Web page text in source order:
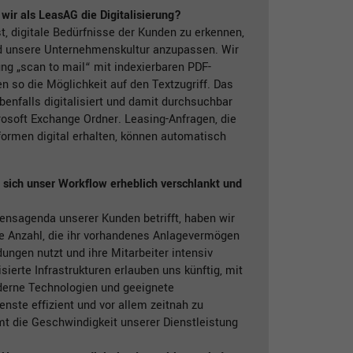
als LeasAG die Digitalisierung?
digitale Bedürfnisse der Kunden zu erkennen,
unsere Unternehmenskultur anzupassen. Wir
„scan to mail“ mit indexierbaren PDF-
so die Möglichkeit auf den Textzugriff. Das
digitalisiert und damit durchsuchbar
Exchange Ordner. Leasing-Anfragen, die
digital erhalten, können automatisch
unser Workflow erheblich verschlankt und
unserer Kunden betrifft, haben wir
die ihr vorhandenes Anlagevermögen
nutzt und ihre Mitarbeiter intensiv
Infrastrukturen erlauben uns künftig, mit
Technologien und geeignete
effizient und vor allem zeitnah zu
die Geschwindigkeit unserer Dienstleistung